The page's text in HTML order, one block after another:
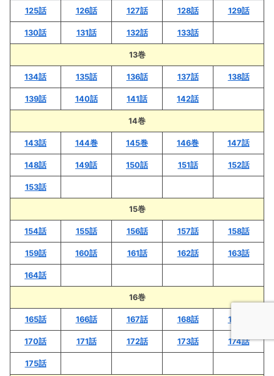
125話 126話 127話 128話 129話
130話 131話 132話 133話
13巻
134話 135話 136話 137話 138話
139話 140話 141話 142話
14巻
143話 144巻 145巻 146巻 147話
148話 149話 150話 151話 152話
153話
15巻
154話 155話 156話 157話 158話
159話 160話 161話 162話 163話
164話
16巻
165話 166話 167話 168話 169話
170話 171話 172話 173話 174話
175話